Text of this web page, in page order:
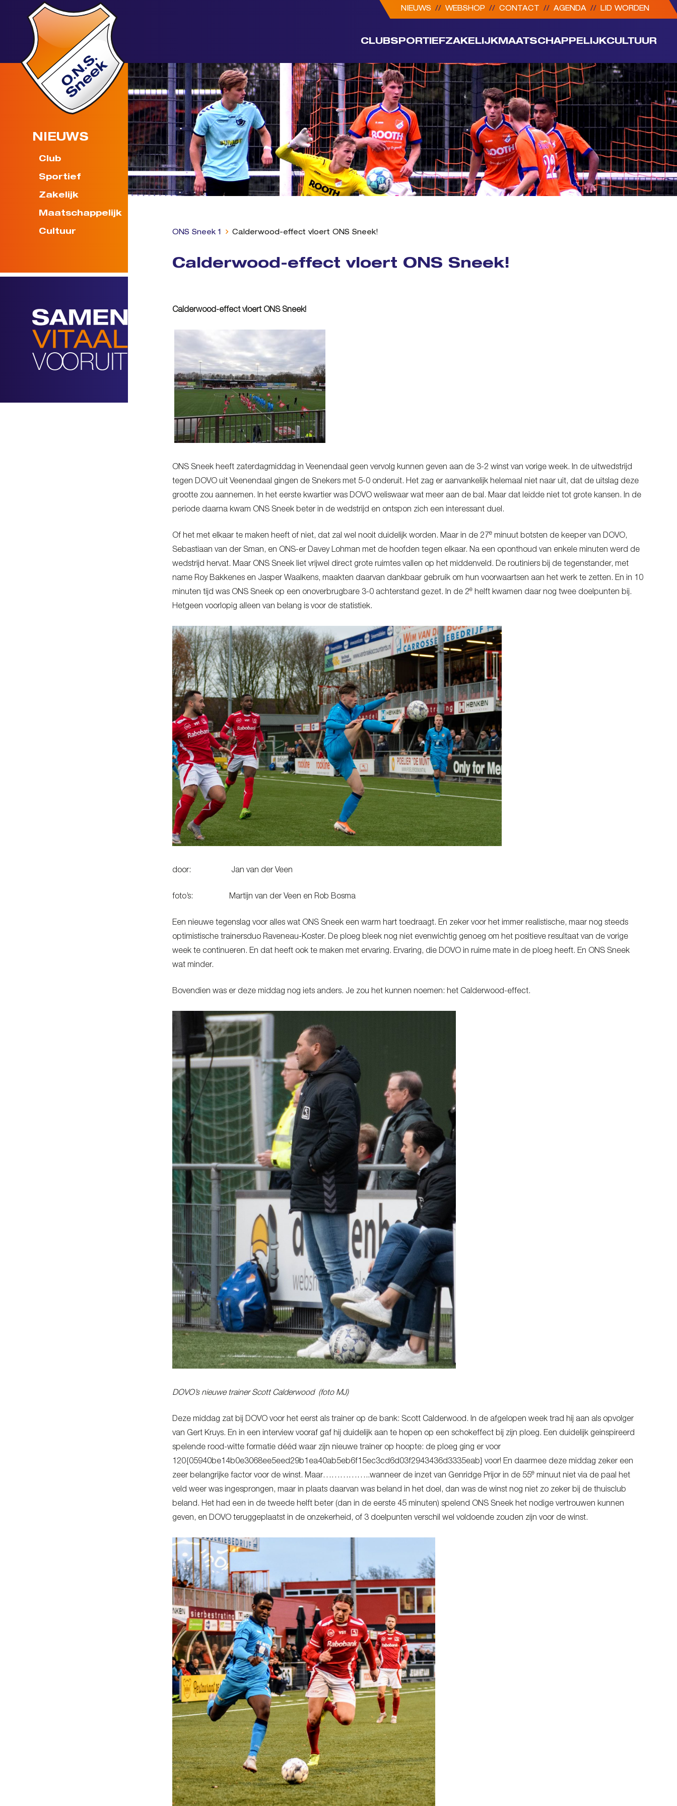
NIEUWS // WEBSHOP // CONTACT // AGENDA // LID WORDEN
CLUBSPORTIEFZAKELIJK MAATSCHAPPELIJKCULTUUR
NIEUWS
Club
Sportief
Zakelijk
Maatschappelijk
Cultuur ONS Sneek 1 Calderwood-effect vloert ONS Sneek!
Calderwood-effect vloert ONS Sneek!
Calderwood-effect vloert ONS Sneek!
ONS Sneek heeft zaterdagmiddag in Veenendaal geen vervolg kunnen geven aan de 3-2 winst van vorige week. In de uitwedstrijd
tegen DOVO uit Veenendaal gingen de Snekers met 5-0 onderuit. Het zag er aanvankelijk helemaal niet naar uit, dat de uitslag deze
grootte zou aannemen. In het eerste kwartier was DOVO weliswaar wat meer aan de bal. Maar dat leidde niet tot grote kansen. In de
periode daarna kwam ONS Sneek beter in de wedstrijd en ontspon zich een interessant duel.
Of het met elkaar te maken heeft of niet, dat zal wel nooit duidelijk worden. Maar in de 27e minuut botsten de keeper van DOVO,
Sebastiaan van der Sman, en ONS-er Davey Lohman met de hoofden tegen elkaar. Na een oponthoud van enkele minuten werd de
wedstrijd hervat. Maar ONS Sneek liet vrijwel direct grote ruimtes vallen op het middenveld. De routiniers bij de tegenstander, met
name Roy Bakkenes en Jasper Waalkens, maakten daarvan dankbaar gebruik om hun voorwaartsen aan het werk te zetten. En in 10
minuten tijd was ONS Sneek op een onoverbrugbare 3-0 achterstand gezet. In de 2e helft kwamen daar nog twee doelpunten bij.
Hetgeen voorlopig alleen van belang is voor de statistiek.
door: Jan van der Veen
foto’s: Martijn van der Veen en Rob Bosma
Een nieuwe tegenslag voor alles wat ONS Sneek een warm hart toedraagt. En zeker voor het immer realistische, maar nog steeds
optimistische trainersduo Raveneau-Koster. De ploeg bleek nog niet evenwichtig genoeg om het positieve resultaat van de vorige
week te continueren. En dat heeft ook te maken met ervaring. Ervaring, die DOVO in ruime mate in de ploeg heeft. En ONS Sneek
wat minder.
Bovendien was er deze middag nog iets anders. Je zou het kunnen noemen: het Calderwood-effect.
DOVO’s nieuwe trainer Scott Calderwood (foto MJ)
Deze middag zat bij DOVO voor het eerst als trainer op de bank: Scott Calderwood. In de afgelopen week trad hij aan als opvolger
van Gert Kruys. En in een interview vooraf gaf hij duidelijk aan te hopen op een schokeffect bij zijn ploeg. Een duidelijk geinspireerd
spelende rood-witte formatie dééd waar zijn nieuwe trainer op hoopte: de ploeg ging er voor
120{05940be14b0e3068ee5eed29b1ea40ab5eb6f15ec3cd6d03f2943436d3335eab} voor! En daarmee deze middag zeker een
zeer belangrijke factor voor de winst. Maar……………..wanneer de inzet van Genridge Prijor in de 55e minuut niet via de paal het
veld weer was ingesprongen, maar in plaats daarvan was beland in het doel, dan was de winst nog niet zo zeker bij de thuisclub
beland. Het had een in de tweede helft beter (dan in de eerste 45 minuten) spelend ONS Sneek het nodige vertrouwen kunnen
geven, en DOVO teruggeplaatst in de onzekerheid, of 3 doelpunten verschil wel voldoende zouden zijn voor de winst.